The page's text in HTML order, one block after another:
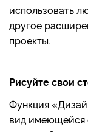
использовать
другое
проекты.
Рисуйте свои
Функция
вид имеющейся